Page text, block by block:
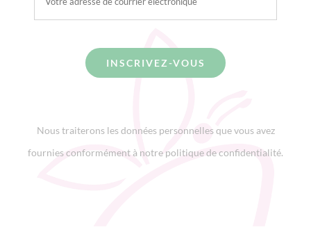
Nous traiterons les données personnelles que vous avez
fournies conformément à notre politique de confidentialité.